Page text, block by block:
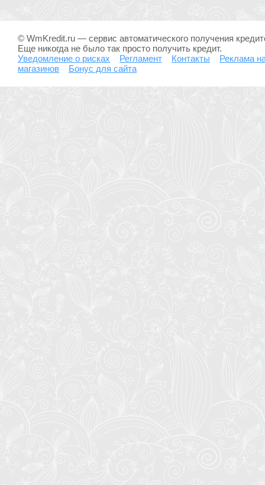
© WmKredit.ru — сервис автоматического получения
Еще никогда не было так просто получить кредит.
Уведомление о рисках
Регламент Контакты
Реклама
магазинов
Бонус для сайта